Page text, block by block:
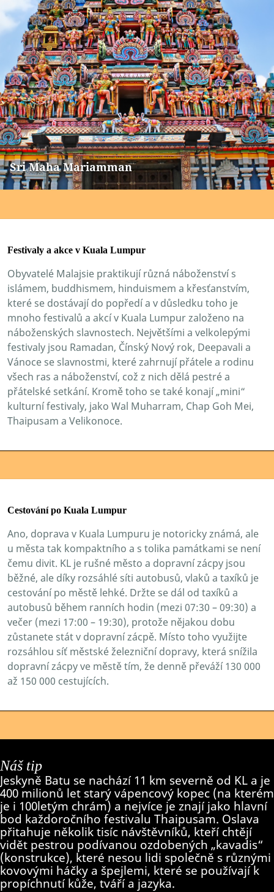
Sri Maha Mariamman
Festivaly a akce v Kuala Lumpur
Obyvatelé Malajsie praktikují různá náboženství s
islámem, buddhismem, hinduismem a křesťanstvím,
které se dostávají do popředí a v důsledku toho je
mnoho festivalů a akcí v Kuala Lumpur založeno na
náboženských slavnostech. Největšími a velkolepými
festivaly jsou Ramadan, Čínský Nový rok, Deepavali a
Vánoce se slavnostmi, které zahrnují přátele a rodinu
všech ras a náboženství, což z nich dělá pestré a
přátelské setkání. Kromě toho se také konají „mini“
kulturní festivaly, jako Wal Muharram, Chap Goh Mei,
Thaipusam a Velikonoce.
Cestování po Kuala Lumpur
Ano, doprava v Kuala Lumpuru je notoricky známá, ale
u města tak kompaktního a s tolika památkami se není
čemu divit. KL je rušné město a dopravní zácpy jsou
běžné, ale díky rozsáhlé síti autobusů, vlaků a taxíků je
cestování po městě lehké. Držte se dál od taxíků a
autobusů během ranních hodin (mezi 07:30 – 09:30) a
večer (mezi 17:00 – 19:30), protože nějakou dobu
zůstanete stát v dopravní zácpě. Místo toho využijte
rozsáhlou síť městské železniční dopravy, která snížila
dopravní zácpy ve městě tím, že denně převáží 130 000
až 150 000 cestujících.
Náš tip
Jeskyně Batu se nachází 11 km severně od KL a je
400 milionů let starý vápencový kopec (na kterém
je i 100letým chrám) a nejvíce je znají jako hlavní
bod každoročního festivalu Thaipusam. Oslava
přitahuje několik tisíc návštěvníků, kteří chtějí
vidět pestrou podívanou ozdobených „kavadis“
(konstrukce), které nesou lidi společně s různými
kovovými háčky a špejlemi, které se používají k
propíchnutí kůže, tváří a jazyka.